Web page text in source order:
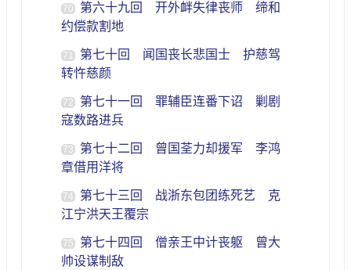
70
第六十九回 开外衅失律丧师 缔和
约偿款割地
71
第七十回 闻国丧长悲国士 护慈驾
转忤慈颜
72
第七十一回 罪辅臣连番下诏 剿剧
寇数路进兵
73
第七十二回 曾国荃力却援军 李鸿
章借用洋将
74
第七十三回 战浙东包团练死艺 克
江宁洪天王覆宗
75
第七十四回 僧亲王中计丧躯 曾大
帅设谋制敌